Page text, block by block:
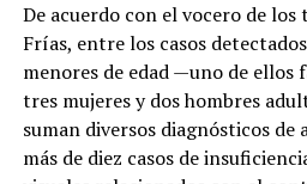
De acuerdo con el vocero de los
Frías, entre los casos
menores de edad —uno de ellos
tres mujeres y dos hombres
suman diversos diagnósticos de
más de diez casos de